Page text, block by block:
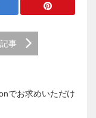
事
でお求めいただけ